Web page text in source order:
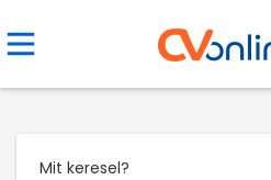
Mit keresel?